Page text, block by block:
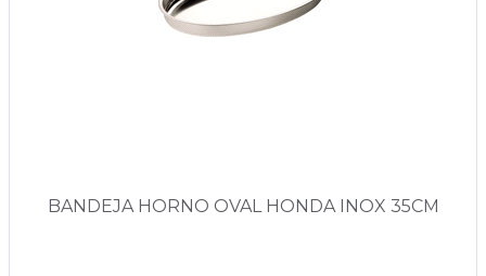
BANDEJA HORNO OVAL HONDA INOX 35CM